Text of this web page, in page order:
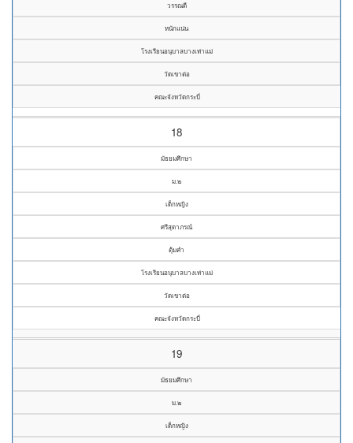
วรรณดี
หนักแน่น
โรงเรียนอนุบาลบางเท่าแม่
วัดเขาต่อ
คณะจังหวัดกระบี่
18
มัธยมศึกษา
ม.๒
เด็กหญิง
ศรีสุดาภรณ์
ตุ้มคำ
โรงเรียนอนุบาลบางเท่าแม่
วัดเขาต่อ
คณะจังหวัดกระบี่
19
มัธยมศึกษา
ม.๒
เด็กหญิง